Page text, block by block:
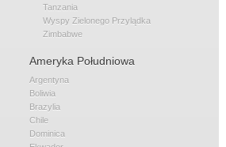
Tanzania
Wyspy Zielonego Przylądka
Zimbabwe
Ameryka Południowa
Argentyna
Boliwia
Brazylia
Chile
Dominica